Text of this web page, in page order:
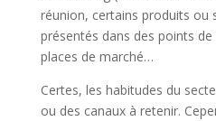
réunion, certains produits ou
présentés dans des points
places de marché…
Certes, les habitudes du
ou des canaux à retenir.